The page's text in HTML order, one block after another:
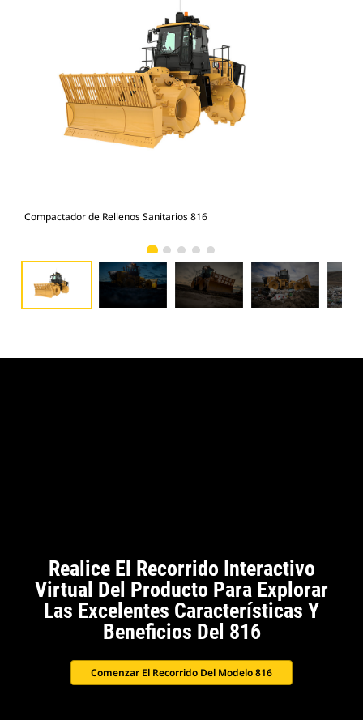
Compactador de Rellenos Sanitarios 816
Realice El Recorrido Interactivo
Virtual Del Producto Para Explorar
Las Excelentes Características Y
Beneficios Del 816
Comenzar El Recorrido Del Modelo 816